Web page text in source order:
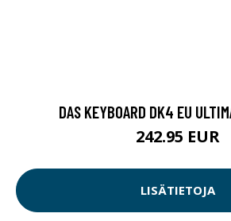
DAS KEYBOARD DK4 EU
242.95 EUR
LISÄTIETOJA